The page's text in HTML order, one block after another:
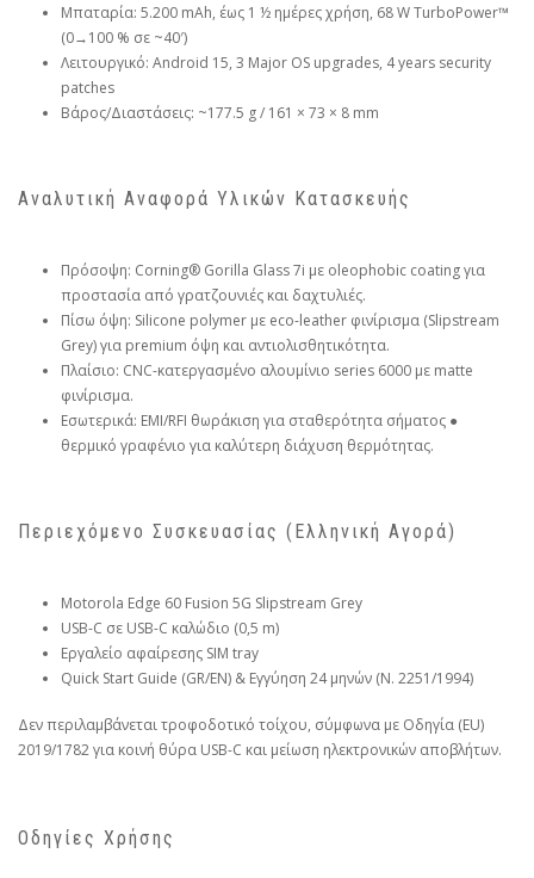
Μπαταρία: 5.200 mAh, έως 1 ½ ημέρες χρήση, 68 W TurboPower™
(0→100 % σε ~40′)
Λειτουργικό: Android 15, 3 Major OS upgrades, 4 years security
patches
Βάρος/Διαστάσεις: ~177.5 g / 161 × 73 × 8 mm
Αναλυτική Αναφορά Υλικών Κατασκευής
Πρόσοψη: Corning® Gorilla Glass 7i με oleophobic coating για
προστασία από γρατζουνιές και δαχτυλιές.
Πίσω όψη: Silicone polymer με eco-leather φινίρισμα (Slipstream
Grey) για premium όψη και αντιολισθητικότητα.
Πλαίσιο: CNC-κατεργασμένο αλουμίνιο series 6000 με matte
φινίρισμα.
Εσωτερικά: EMI/RFI θωράκιση για σταθερότητα σήματος ●
θερμικό γραφένιο για καλύτερη διάχυση θερμότητας.
Περιεχόμενο Συσκευασίας (Ελληνική Αγορά)
Motorola Edge 60 Fusion 5G Slipstream Grey
USB-C σε USB-C καλώδιο (0,5 m)
Εργαλείο αφαίρεσης SIM tray
Quick Start Guide (GR/EN) & Εγγύηση 24 μηνών (Ν. 2251/1994)
Δεν περιλαμβάνεται τροφοδοτικό τοίχου, σύμφωνα με Οδηγία (EU)
2019/1782 για κοινή θύρα USB-C και μείωση ηλεκτρονικών αποβλήτων.
Οδηγίες Χρήσης